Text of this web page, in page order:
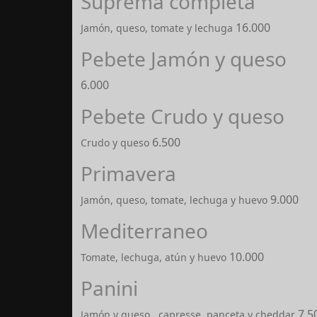
Jamón, queso, tomate y lechuga 16.000
Pebete Jamón y queso
6.000
Pebete Crudo y queso
Crudo y queso 6.500
Primavera
Jamón, queso, tomate, lechuga y huevo 9.000
Mediterraneo
Tomate, lechuga, atún y huevo 10.000
Panini